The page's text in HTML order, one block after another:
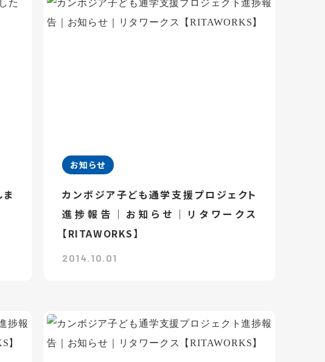
お知らせ
カンボジア子ども通学支援プロジェクト
進捗報告｜お知らせ｜リタワークス
【RITAWORKS】
2014.10.01